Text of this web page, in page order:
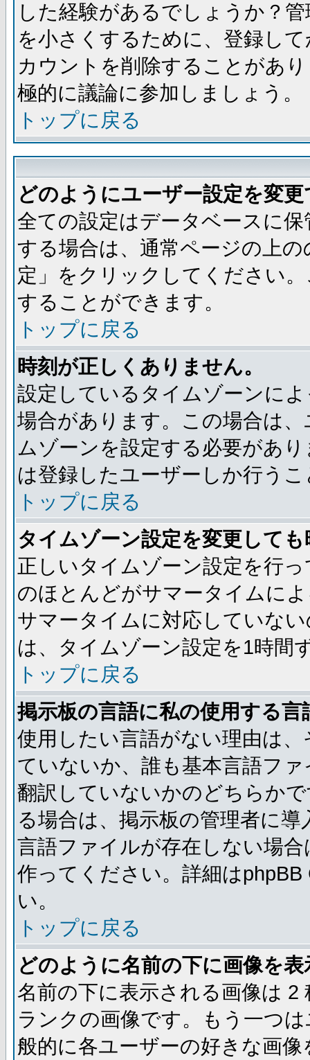
した経験があるでしょうか？
を小さくするために、登録し
カウントを削除することがあ
極的に議論に参加しましょう。
トップに戻る
どのようにユーザー設定を変
全ての設定はデータベースに
する場合は、通常ページの上
定」をクリックしてください
することができます。
トップに戻る
時刻が正しくありません。
設定しているタイムゾーンに
場合があります。この場合は
ムゾーンを設定する必要があ
は登録したユーザーしか行う
トップに戻る
タイムゾーン設定を変更して
正しいタイムゾーン設定を行
のほとんどがサマータイムに
サマータイムに対応していな
は、タイムゾーン設定を1時間
トップに戻る
掲示板の言語に私の使用する
使用したい言語がない理由は
ていないか、誰も基本言語フ
翻訳していないかのどちらか
る場合は、掲示板の管理者に
言語ファイルが存在しない場
作ってください。詳細は
い。
トップに戻る
どのように名前の下に画像を
名前の下に表示される画像は
ランクの画像です。もう一つ
般的に各ユーザーの好きな画